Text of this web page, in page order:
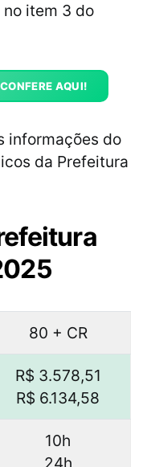
item 3 do
AQUI!
informações do
da Prefeitura
80 + CR
R$ 3.578,51
R$ 6.134,58
10h